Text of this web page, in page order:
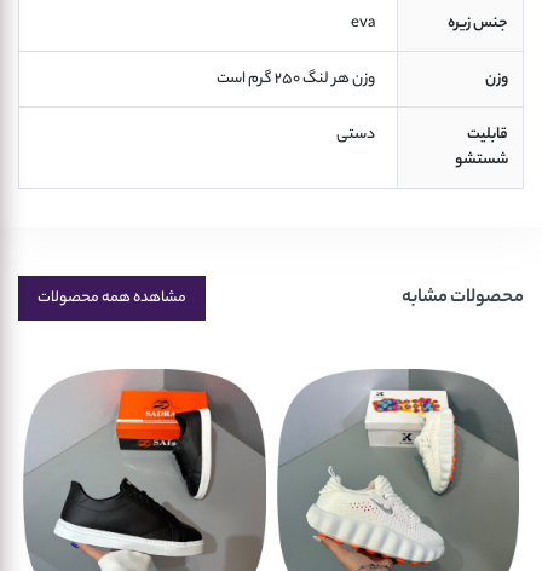
جنس زیره
وزن
قابلیت
شستشو
محصولات مشابه مشاهده همه محصولات